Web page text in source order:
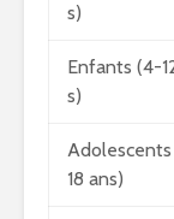
s)
Enfants (4-
s)
Adolescents
18 ans)